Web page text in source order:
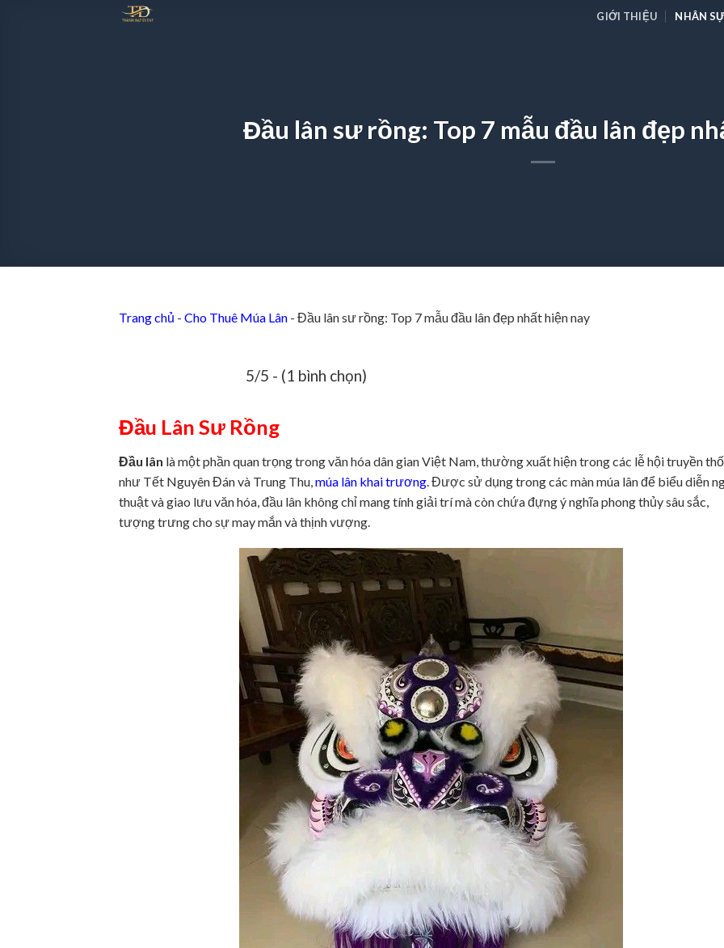
GIỚI THIỆU NHÂN
Đầu lân sư rồng: Top 7 mẫu đầu lân đẹp
Trang chủ - Cho Thuê Múa Lân - Đầu lân sư rồng: Top 7 mẫu đầu lân đẹp nhất hiện nay
5/5 - (1 bình chọn)
Đầu Lân Sư Rồng
Đầu lân là một phần quan trọng trong văn hóa dân gian Việt Nam, thường xuất hiện trong các lễ hội truyền
như Tết Nguyên Đán và Trung Thu, múa lân khai trương . Được sử dụng trong các màn múa lân để biểu diễn
thuật và giao lưu văn hóa, đầu lân không chỉ mang tính giải trí mà còn chứa đựng ý nghĩa phong thủy sâu sắc,
tượng trưng cho sự may mắn và thịnh vượng.